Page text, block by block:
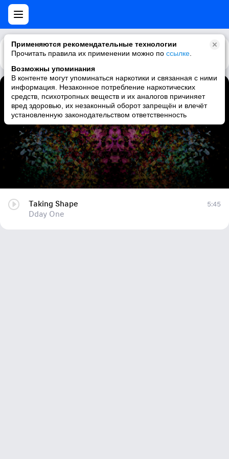
Применяются рекомендательные технологии
Прочитать правила их применении можно по ссылке
Возможны упоминания
В контенте могут упоминаться наркотики и связанная с ними
информация. Незаконное потребление наркотических
средств, психотропных веществ и их аналогов причиняет
вред здоровью, их незаконный оборот запрещён и влечёт
установленную законодательством ответственность
Каталог Рекомендации
Taking Shape
Dday One
Taking Shape
Dday One
5:45